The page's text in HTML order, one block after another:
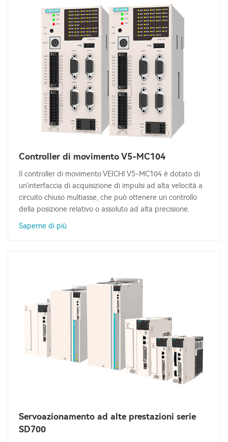
Controller di movimento V5-MC104
Il controller di movimento VEICHI V5-MC104 è dotato di
un'interfaccia di acquisizione di impulsi ad alta velocità a
circuito chiuso multiasse, che può ottenere un controllo
della posizione relativo o assoluto ad alta precisione.
Saperne di più
Servoazionamento ad alte prestazioni serie
SD700